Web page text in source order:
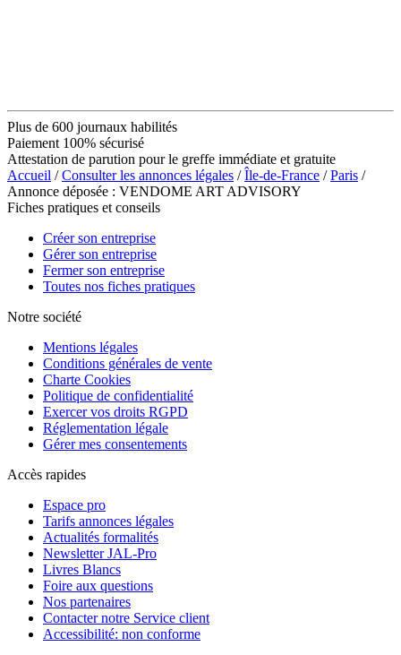
Plus de 600 journaux habilités
Paiement 100% sécurisé
Attestation de parution pour le greffe immédiate et gratuite
Accueil /Consulter les annonces légales /Île-de-France /Paris /
Annonce déposée : VENDOME ART ADVISORY
Fiches pratiques et conseils
Créer son entreprise
Gérer son entreprise
Fermer son entreprise
Toutes nos fiches pratiques
Notre société
Mentions légales
Conditions générales de vente
Charte Cookies
Politique de confidentialité
Exercer vos droits RGPD
Réglementation légale
Gérer mes consentements
Accès rapides
Espace pro
Tarifs annonces légales
Actualités formalités
Newsletter JAL-Pro
Livres Blancs
Foire aux questions
Nos partenaires
Contacter notre Service client
Accessibilité: non conforme